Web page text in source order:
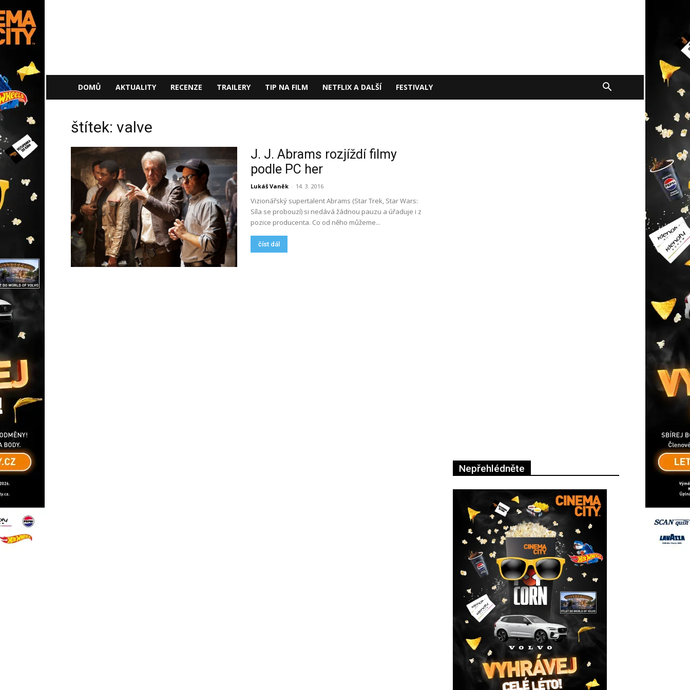
DOMŮ AKTUALITY RECENZE TRAILERY TIP NA FILM NETFLIX A DALŠÍ FESTIVALY
štítek: valve
J. J. Abrams rozjíždí filmy
podle PC her
Lukáš Vaněk - 14. 3. 2016
Vizionářský supertalent Abrams (Star Trek, Star Wars:
Síla se probouzí) si nedává žádnou pauzu a úřaduje i z
pozice producenta. Co od něho můžeme...
číst dál
Nepřehlédněte